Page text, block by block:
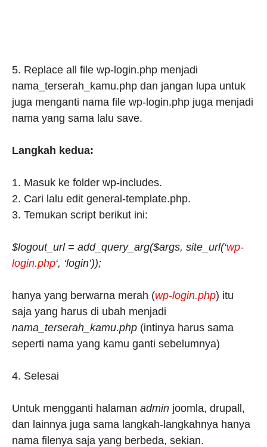
5. Replace all file wp-login.php menjadi
nama_terserah_kamu.php dan jangan lupa untuk
juga menganti nama file wp-login.php juga menjadi
nama yang sama lalu save.
Langkah kedua:
1. Masuk ke folder wp-includes.
2. Cari lalu edit general-template.php.
3. Temukan script berikut ini:
$logout_url = add_query_arg($args, site_url(‘wp-
login.php‘, ‘login’));
hanya yang berwarna merah (wp-login.php) itu
saja yang harus di ubah menjadi
nama_terserah_kamu.php(intinya harus sama
seperti nama yang kamu ganti sebelumnya)
4. Selesai
Untuk mengganti halaman adminjoomla, drupall,
dan lainnya juga sama langkah-langkahnya hanya
nama filenya saja yang berbeda, sekian.